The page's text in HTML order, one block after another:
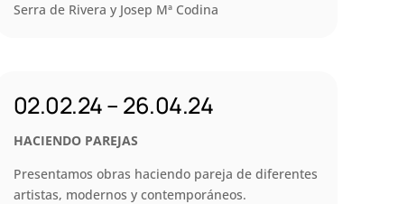
Serra de Rivera y Josep Mª Codina
02.02.24 – 26.04.24
HACIENDO PAREJAS
Presentamos obras haciendo pareja de diferentes
artistas, modernos y contemporáneos.